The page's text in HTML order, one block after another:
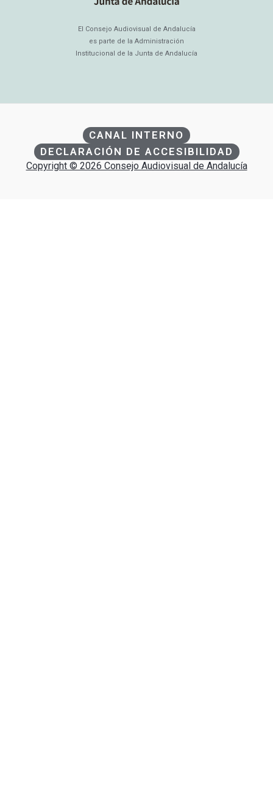
El Consejo Audiovisual de Andalucía
es parte de la Administración
Institucional de la Junta de Andalucía
CANAL INTERNO
DECLARACIÓN DE ACCESIBILIDAD
Copyright © 2026 Consejo Audiovisual de Andalucía